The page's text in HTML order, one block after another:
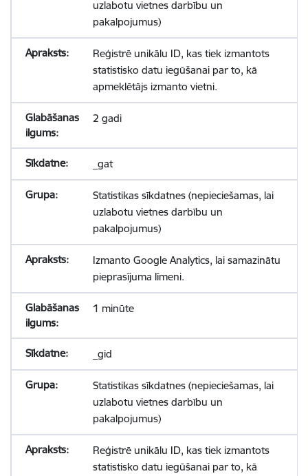
uzlabotu vietnes darbību un
pakalpojumus)
Reģistrē unikālu ID, kas tiek izmantots
statistisko datu iegūšanai par to, kā
apmeklētājs izmanto vietni.
2 gadi
_gat
Statistikas sīkdatnes (nepieciešamas, lai
uzlabotu vietnes darbību un
pakalpojumus)
Izmanto Google Analytics, lai samazinātu
pieprasījuma līmeni.
1 minūte
_gid
Statistikas sīkdatnes (nepieciešamas, lai
uzlabotu vietnes darbību un
pakalpojumus)
Reģistrē unikālu ID, kas tiek izmantots
statistisko datu iegūšanai par to, kā